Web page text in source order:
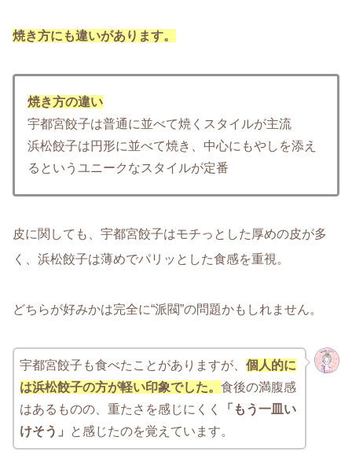
焼き方にも違いがあります。
焼き方の違い
宇都宮餃子は普通に並べて焼くスタイルが主流
浜松餃子は円形に並べて焼き、中心にもやしを添え
るというユニークなスタイルが定番
皮に関しても、 宇都宮餃子はモチっとした厚めの皮が多
く、浜松餃子は薄めでパリッとした食感を重視 。
どちらが好みかは完全に“派閥”の問題かもしれません。
宇都宮餃子も食べたことがありますが、 個人的に
は浜松餃子の方が軽い印象でした。 食後の満腹感
はあるものの、重たさを感じにくく
「もう一皿い
けそう」
と感じたのを覚えています。